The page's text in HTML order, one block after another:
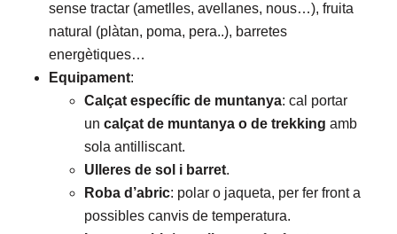
sense tractar (ametlles, avellanes, nous…), fruita
natural (plàtan, poma, pera..), barretes
energètiques…
Equipament:
Calçat específic de muntanya: cal portar
un calçat de muntanya o de trekking amb
sola antilliscant.
Ulleres de sol i barret.
Roba d’abric: polar o jaqueta, per fer front a
possibles canvis de temperatura.